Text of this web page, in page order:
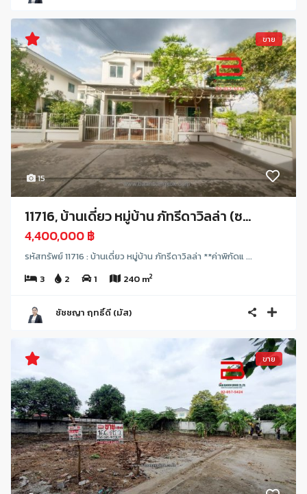
15
ขาย
11716, บ้านเดี่ยว หมู่บ้าน ภัทรีดาวิลล่า (ซ...
4,400,000 ฿
รหัสทรัพย์ 11716 : บ้านเดี่ยว หมู่บ้าน ภัทรีดาวิลล่า **ค่าพิกัดแ ...
3
2 1 240 m2
ชัชชญา ฤทธิ์ดี (มัส)
ขาย